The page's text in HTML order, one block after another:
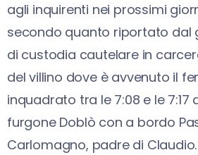
agli inquirenti nei prossimi
secondo quanto riportato dal
di custodia cautelare in
del villino dove è avvenuto il
inquadrato tra le 7:08 e le 7:17
furgone Doblò con a bordo
Carlomagno, padre di